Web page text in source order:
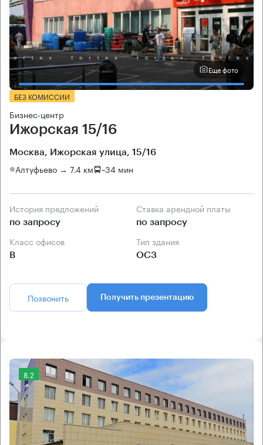
Еще фото
БЕЗ КОМИССИИ
Бизнес-центр
Ижорская 15/16
Москва, Ижорская улица, 15/16
Алтуфьево → 7.4 км ~34 мин
История предложений
по запросу
Ставка арендной платы
по запросу
Класс офисов
B
Тип здания
ОСЗ
Позвонить Получить презентацию
8.2